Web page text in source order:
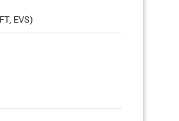
EVS)